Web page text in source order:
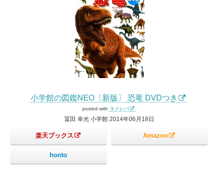
小学館の図鑑NEO〔新版〕 恐竜 DVDつき
posted with ヨメレバ
冨田 幸光 小学館 2014年06月18日
楽天ブックス Amazon
honto